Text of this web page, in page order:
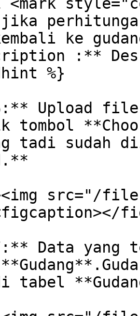
jika
ke
:**
Upload file
tombol
tadi sudah
src="/files/
Data yang
tabel